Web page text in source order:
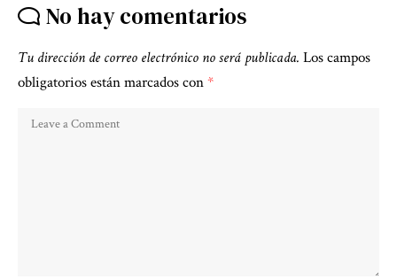
No hay comentarios
Tu dirección de correo electrónico no será publicada. Los campos
obligatorios están marcados con*